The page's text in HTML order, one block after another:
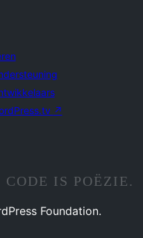
↗
CODE IS POËZIE.
Foundation.